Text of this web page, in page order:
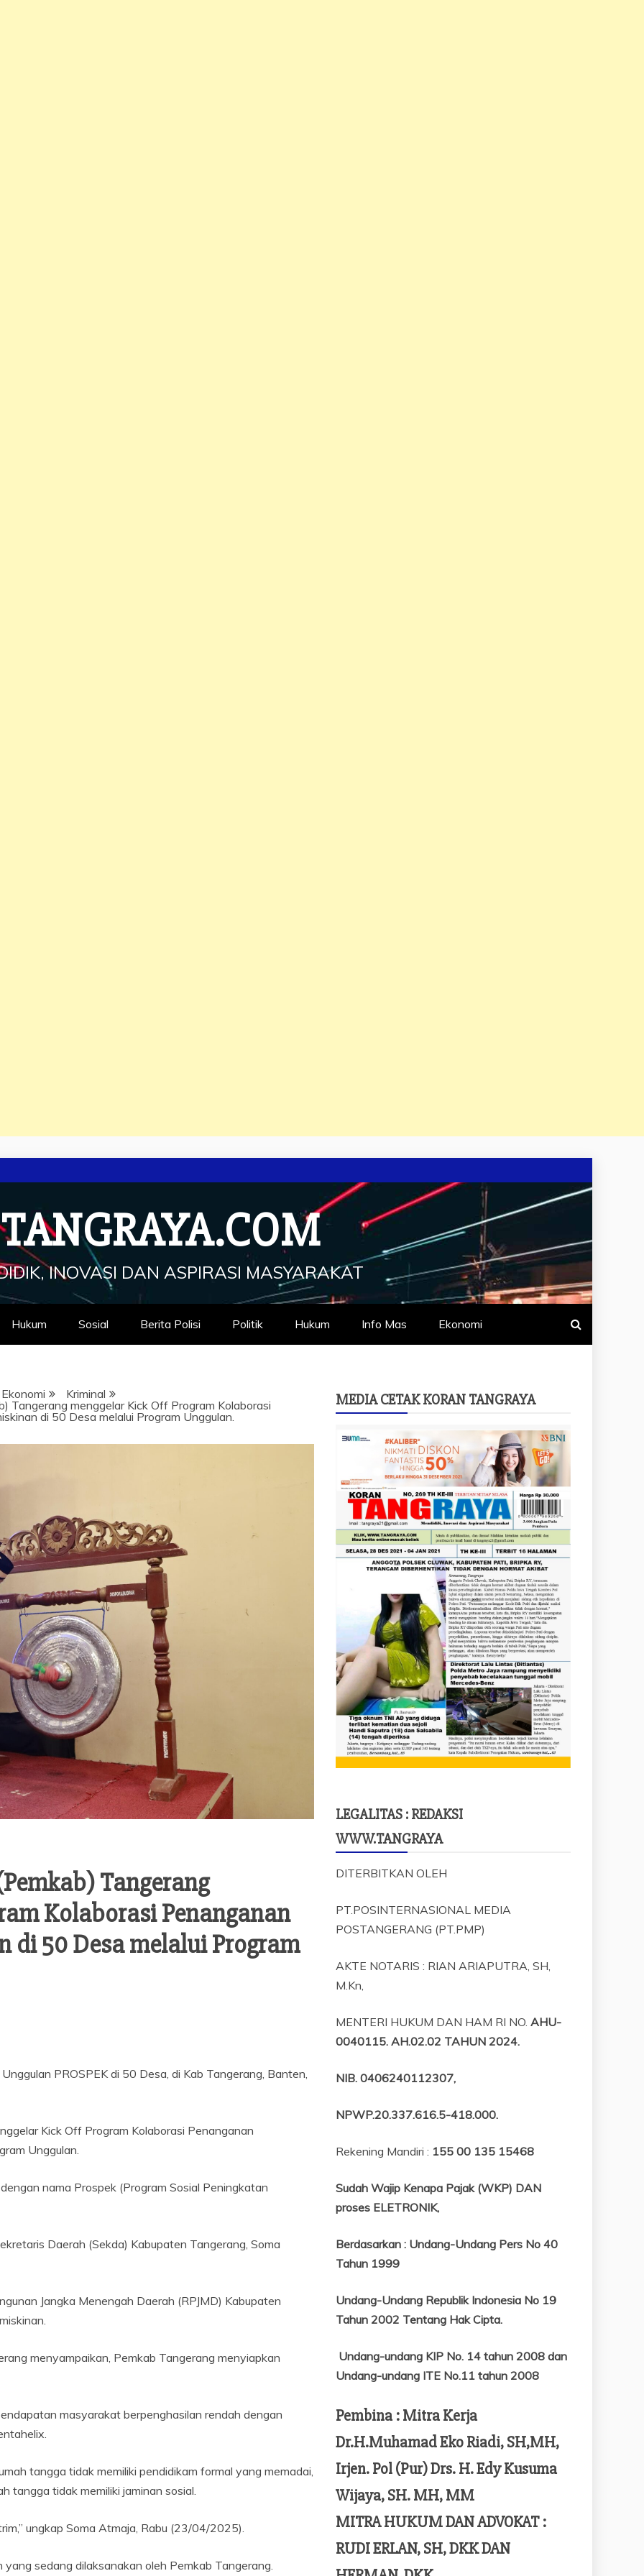
TANGRAYA.COM
INOVASI DAN ASPIRASI MASYARAKAT
Hukum Sosial Berita Polisi Politik Hukum Info Mas Ekonomi
Ekonomi
Kriminal
Tangerang menggelar Kick Off Program Kolaborasi
di 50 Desa melalui Program Unggulan.
Tangerang
Kolaborasi Penanganan
di 50 Desa melalui Program
PROSPEK di 50 Desa, di Kab Tangerang, Banten,
Kick Off Program Kolaborasi Penanganan
Unggulan.
nama Prospek (Program Sosial Peningkatan
Daerah (Sekda) Kabupaten Tangerang, Soma
Jangka Menengah Daerah (RPJMD) Kabupaten
menyampaikan, Pemkab Tangerang menyiapkan
masyarakat berpenghasilan rendah dengan
tangga tidak memiliki pendidikam formal yang memadai,
tangga tidak memiliki jaminan sosial.
ungkap Soma Atmaja, Rabu (23/04/2025).
sedang dilaksanakan oleh Pemkab Tangerang.
MEDIA CETAK KORAN TANGRAYA
LEGALITAS : REDAKSI
WWW.TANGRAYA
DITERBITKAN OLEH
PT.POSINTERNASIONAL MEDIA
POSTANGERANG (PT.PMP)
AKTE NOTARIS : RIAN ARIAPUTRA, SH,
M.Kn,
MENTERI HUKUM DAN HAM RI NO. AHU-
0040115. AH.02.02 TAHUN 2024.
NIB. 0406240112307,
NPWP.20.337.616.5-418.000.
Rekening Mandiri : 155 00 135 15468
Sudah Wajip Kenapa Pajak (WKP) DAN
proses ELETRONIK,
Berdasarkan : Undang-Undang Pers No 40
Tahun 1999
Undang-Undang Republik Indonesia No 19
Tahun 2002 Tentang Hak Cipta.
Undang-undang KIP No. 14 tahun 2008 dan
Undang-undang ITE No.11 tahun 2008
Pembina : Mitra Kerja
Dr.H.Muhamad Eko Riadi, SH,MH,
Irjen. Pol (Pur) Drs. H. Edy Kusuma
Wijaya, SH. MH, MM
MITRA HUKUM DAN ADVOKAT :
RUDI ERLAN, SH, DKK DAN